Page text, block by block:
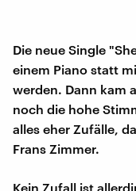
Die neue Single
einem Piano statt
werden. Dann kam
noch die hohe
alles eher Zufälle,
Frans Zimmer.
Kein Zufall ist